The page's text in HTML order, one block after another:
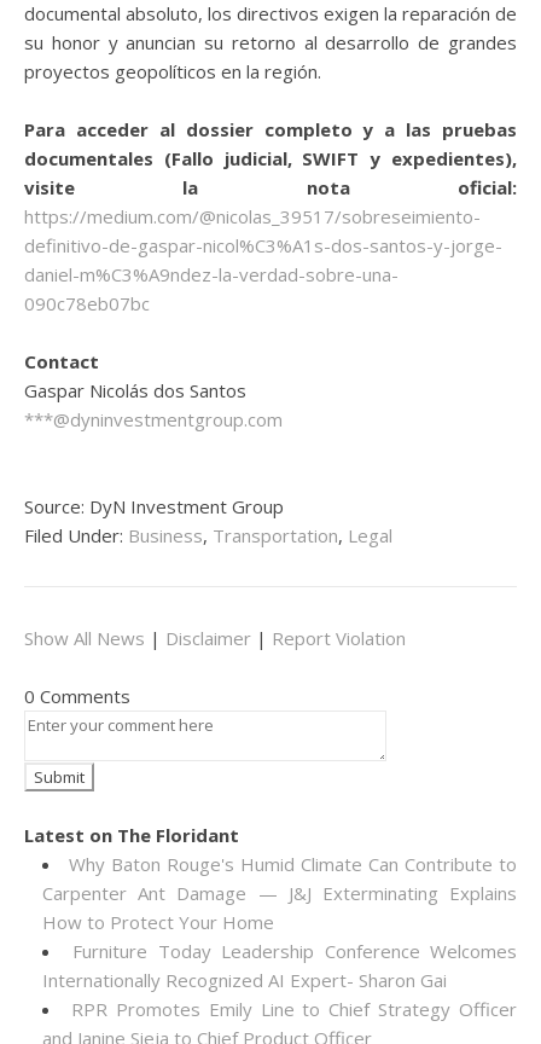
documental absoluto, los directivos exigen la reparación de
su honor y anuncian su retorno al desarrollo de grandes
proyectos geopolíticos en la región.
Para acceder al dossier completo y a las pruebas
documentales (Fallo judicial, SWIFT y expedientes),
visite la nota oficial:
https://medium.com/@nicolas_39517/sobreseimiento-
definitivo-de-gaspar-nicol%C3%A1s-dos-santos-y-jorge-
daniel-m%C3%A9ndez-la-verdad-sobre-una-
090c78eb07bc
Contact
Gaspar Nicolás dos Santos
***@dyninvestmentgroup.com
Source: DyN Investment Group
Filed Under: Business, Transportation, Legal
Show All News | Disclaimer | Report Violation
0 Comments
Latest on The Floridant
Why Baton Rouge's Humid Climate Can Contribute to
Carpenter Ant Damage — J&J Exterminating Explains
How to Protect Your Home
Furniture Today Leadership Conference Welcomes
Internationally Recognized AI Expert- Sharon Gai
RPR Promotes Emily Line to Chief Strategy Officer
and Janine Sieja to Chief Product Officer